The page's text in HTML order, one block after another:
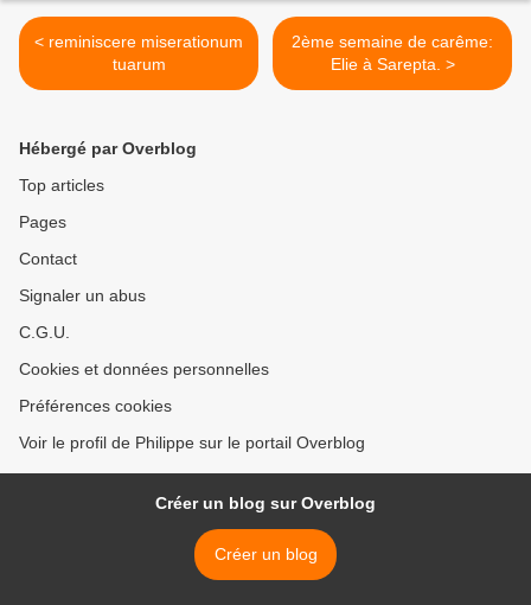
< reminiscere miserationum
tuarum
2ème semaine de carême:
Elie à Sarepta. >
Hébergé par Overblog
Top articles
Pages
Contact
Signaler un abus
C.G.U.
Cookies et données personnelles
Préférences cookies
Voir le profil de Philippe sur le portail Overblog
Créer un blog sur Overblog
Créer un blog